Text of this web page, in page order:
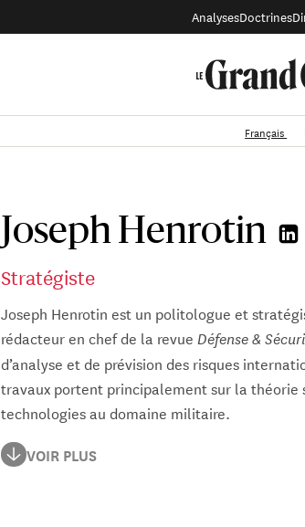
AnalysesDoctrines
Français
Joseph Henrotin
Stratégiste
Joseph Henrotin est un politologue et
rédacteur en chef de la revueDéfense &
d’analyse et de prévision des risques
travaux portent principalement sur la théorie
technologies au domaine militaire.
Joseph Henrotin intervient aussi à l’École de
guerre à Yaoundé et à l’Institut royal
VOIR PLUS